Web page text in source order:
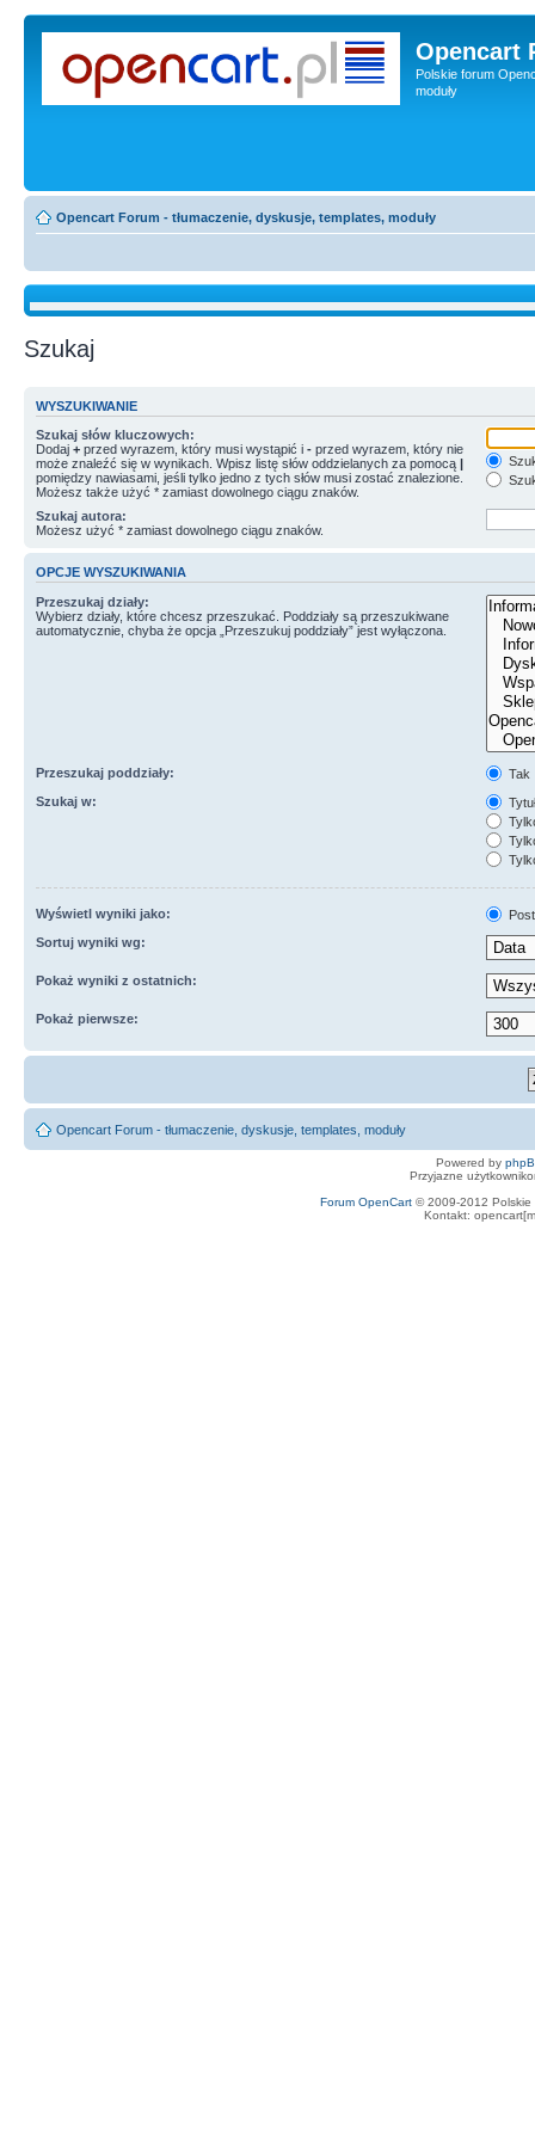
Opencart
Polskie forum
moduły
Opencart Forum - tłumaczenie, dyskusje, templates, moduły
Szukaj
WYSZUKIWANIE
Szukaj słów kluczowych:
Dodaj + przed wyrazem, który musi wystąpić i - przed wyrazem, który nie
może znaleźć się w wynikach. Wpisz listę słów oddzielanych za pomocą |
pomiędzy nawiasami, jeśli tylko jedno z tych słów musi zostać znalezione.
Możesz także użyć * zamiast dowolnego ciągu znaków.
Szukaj autora:
Możesz użyć * zamiast dowolnego ciągu znaków.
OPCJE WYSZUKIWANIA
Przeszukaj działy:
Wybierz działy, które chcesz przeszukać. Poddziały są przeszukiwane
automatycznie, chyba że opcja „Przeszukuj poddziały” jest wyłączona.
Przeszukaj poddziały:
Tak
Szukaj w:
Wyświetl wyniki jako:
Sortuj wyniki wg:
Pokaż wyniki z ostatnich:
Pokaż pierwsze:
Opencart Forum - tłumaczenie, dyskusje, templates, moduły
Powered by
Przyjazne
Forum OpenCart© 2009-2012 Polskie
Kontakt: